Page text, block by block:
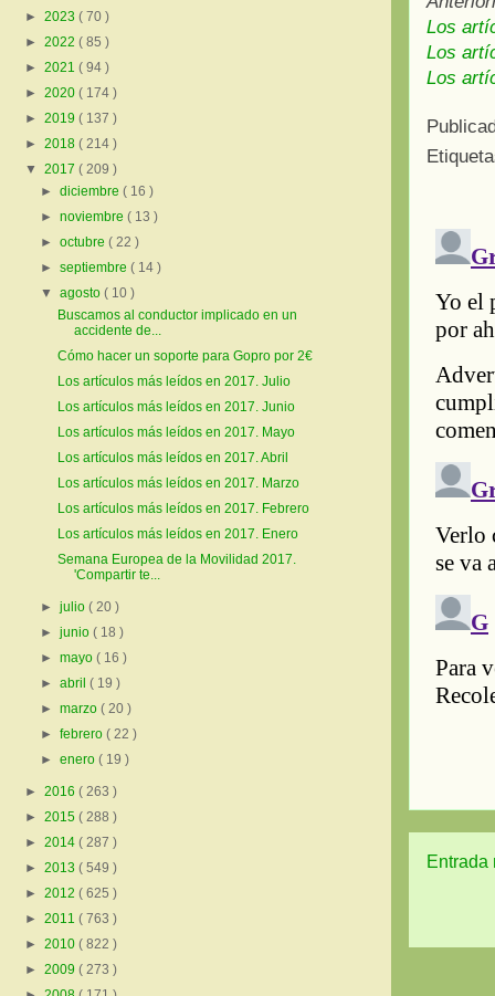
Los
Los
Los
Entrada
► 2023 ( 70 )
► 2022 ( 85 )
► 2021 ( 94 )
► 2020 ( 174 )
► 2019 ( 137 )
► 2018 ( 214 )
▼ 2017 ( 209 )
►diciembre( 16 )
►noviembre( 13 )
►octubre( 22 )
►septiembre( 14 )
▼agosto( 10 )
Buscamos al conductor implicado en un
accidente de...
Cómo hacer un soporte para Gopro por 2€
Los artículos más leídos en 2017. Julio
Los artículos más leídos en 2017. Junio
Los artículos más leídos en 2017. Mayo
Los artículos más leídos en 2017. Abril
Los artículos más leídos en 2017. Marzo
Los artículos más leídos en 2017. Febrero
Los artículos más leídos en 2017. Enero
Semana Europea de la Movilidad 2017.
'Compartir te...
►julio( 20 )
►junio( 18 )
►mayo( 16 )
►abril( 19 )
►marzo( 20 )
►febrero( 22 )
►enero( 19 )
► 2016 ( 263 )
► 2015 ( 288 )
► 2014 ( 287 )
► 2013 ( 549 )
► 2012 ( 625 )
► 2011 ( 763 )
► 2010 ( 822 )
► 2009 ( 273 )